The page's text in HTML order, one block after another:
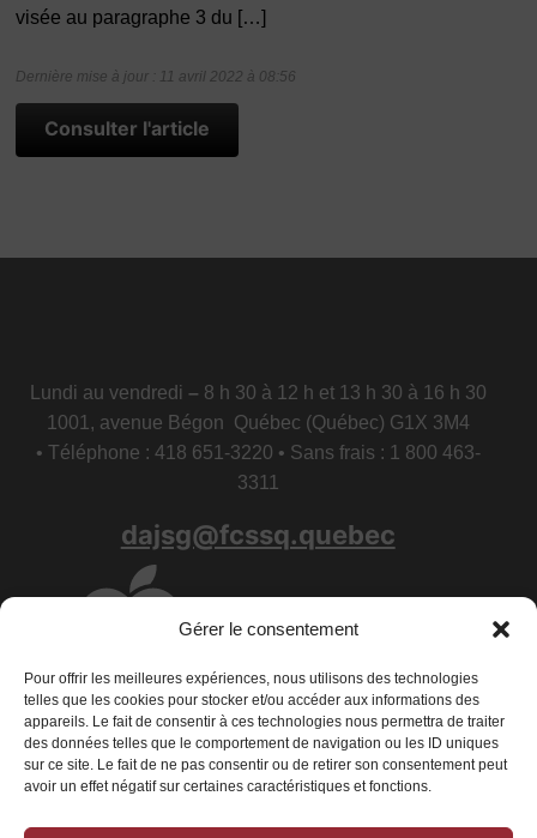
Gérer le consentement
Pour offrir les meilleures expériences, nous utilisons des technologies
telles que les cookies pour stocker et/ou accéder aux informations des
appareils. Le fait de consentir à ces technologies nous permettra de traiter
des données telles que le comportement de navigation ou les ID uniques
sur ce site. Le fait de ne pas consentir ou de retirer son consentement peut
avoir un effet négatif sur certaines caractéristiques et fonctions.
visée au paragraphe 3 du […]
Dernière mise à jour : 11 avril 2022 à 08:56
Consulter l'article
Lundi au vendredi – 8 h 30 à 12 h et 13 h 30 à 16 h 30
1001, avenue Bégon Québec (Québec) G1X 3M4
• Téléphone : 418 651-3220 • Sans frais : 1 800 463-
3311
dajsg@fcssq.quebec